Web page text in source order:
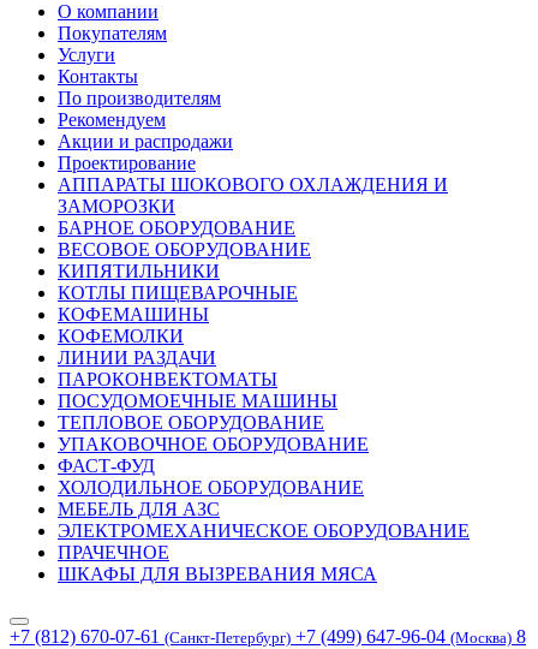
О компании
Покупателям
Услуги
Контакты
По производителям
Рекомендуем
Акции и распродажи
Проектирование
АППАРАТЫ ШОКОВОГО ОХЛАЖДЕНИЯ И
ЗАМОРОЗКИ
БАРНОЕ ОБОРУДОВАНИЕ
ВЕСОВОЕ ОБОРУДОВАНИЕ
КИПЯТИЛЬНИКИ
КОТЛЫ ПИЩЕВАРОЧНЫЕ
КОФЕМАШИНЫ
КОФЕМОЛКИ
ЛИНИИ РАЗДАЧИ
ПАРОКОНВЕКТОМАТЫ
ПОСУДОМОЕЧНЫЕ МАШИНЫ
ТЕПЛОВОЕ ОБОРУДОВАНИЕ
УПАКОВОЧНОЕ ОБОРУДОВАНИЕ
ФАСТ-ФУД
ХОЛОДИЛЬНОЕ ОБОРУДОВАНИЕ
МЕБЕЛЬ ДЛЯ АЗС
ЭЛЕКТРОМЕХАНИЧЕСКОЕ ОБОРУДОВАНИЕ
ПРАЧЕЧНОЕ
ШКАФЫ ДЛЯ ВЫЗРЕВАНИЯ МЯСА
+7 (812) 670-07-61 (Санкт-Петербург) +7 (499) 647-96-04 (Москва) 8